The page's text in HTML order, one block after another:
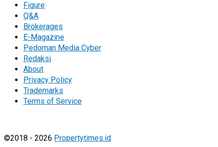
Figure
Q&A
Brokerages
E-Magazine
Pedoman Media Cyber
Redaksi
About
Privacy Policy
Trademarks
Terms of Service
©2018 - 2026 Propertytimes.id